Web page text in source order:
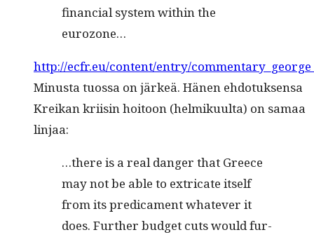
finan­cial sys­tem with­in the
eurozone…
http://ecfr.eu/content/entry/
Minus­ta tuos­sa on järkeä. Hänen ehdo­tuk­sen­sa
Kreikan kri­isin hoitoon (helmiku­ul­ta) on samaa
linjaa:
…there is a real dan­ger that Greece
may not be able to extri­cate itself
from its predica­ment what­ev­er it
does. Fur­ther bud­get cuts would fur­